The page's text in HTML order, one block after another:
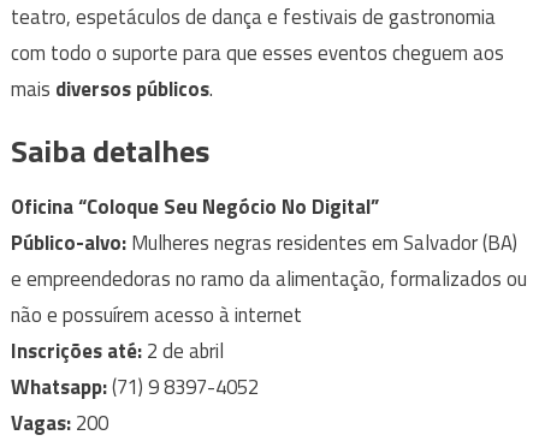
teatro, espetáculos de dança e festivais de gastronomia
com todo o suporte para que esses eventos cheguem aos
mais diversos públicos.
Saiba detalhes
Oficina “Coloque Seu Negócio No Digital”
Público-alvo:Mulheres negras residentes em Salvador (BA)
e empreendedoras no ramo da alimentação, formalizados ou
não e possuírem acesso à internet
Inscrições até:2 de abril
Whatsapp:(71) 9 8397-4052
Vagas:200